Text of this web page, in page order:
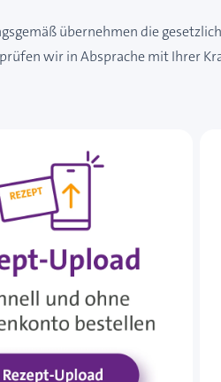
übernehmen die
wir in Absprache mit Ihrer